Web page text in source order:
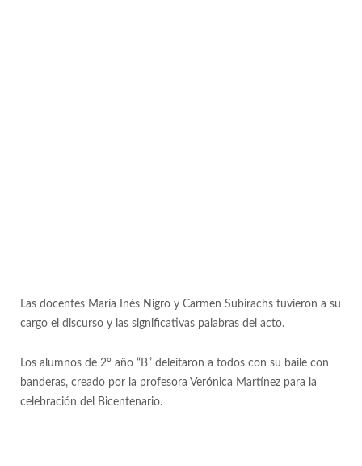
Las docentes María Inés Nigro y Carmen Subirachs tuvieron a su
cargo el discurso y las significativas palabras del acto.
Los alumnos de 2° año “B” deleitaron a todos con su baile con
banderas, creado por la profesora Verónica Martínez para la
celebración del Bicentenario.